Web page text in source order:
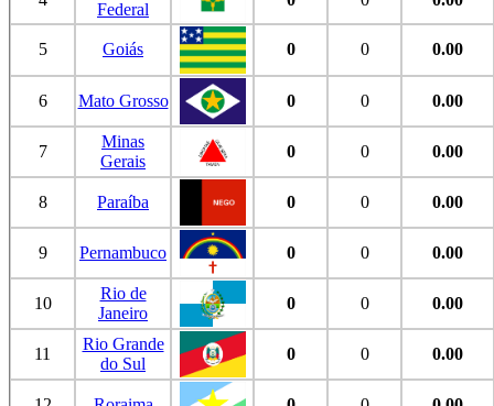
Federal
5 Goiás 0 0 0.00
6 Mato Grosso 0 0 0.00
7
Minas
Gerais
0 0 0.00
8 Paraíba 0 0 0.00
9 Pernambuco 0 0 0.00
10
Rio de
Janeiro
0 0 0.00
11
Rio Grande
do Sul
0 0 0.00